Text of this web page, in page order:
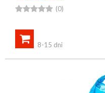
 (0)

8-15 dni